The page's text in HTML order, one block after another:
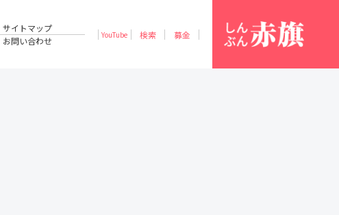
サイトマップ
お問い合わせ
YouTube 検索 募金